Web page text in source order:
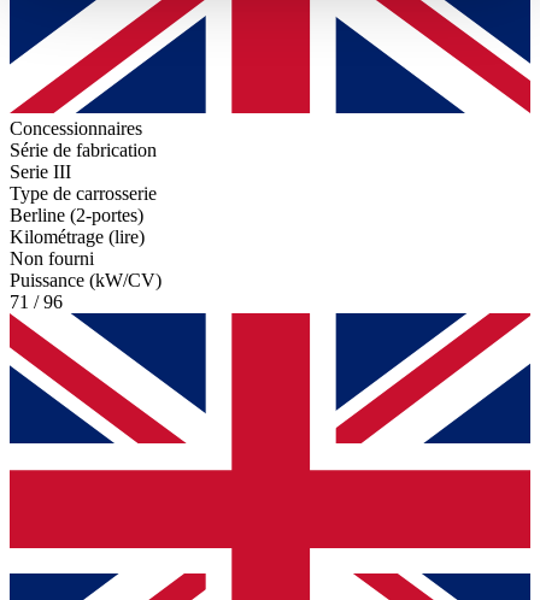
haben oder die sie im Rahmen Ihrer Nutzung der Dienste
gesammelt haben.
Datenschutzerklärung
Concessionnaires
Série de fabrication
Serie III
Type de carrosserie
Berline (2-portes)
Kilométrage (lire)
Non fourni
Puissance (kW/CV)
71 / 96